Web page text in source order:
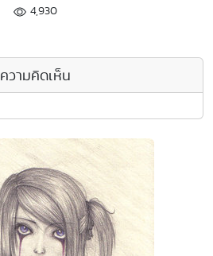
4,930
ความคิดเห็น